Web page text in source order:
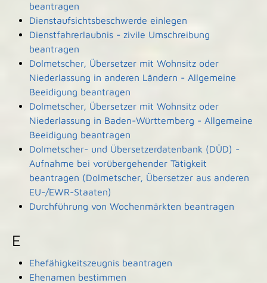
beantragen
Dienstaufsichtsbeschwerde einlegen
Dienstfahrerlaubnis - zivile Umschreibung
beantragen
Dolmetscher, Übersetzer mit Wohnsitz oder
Niederlassung in anderen Ländern - Allgemeine
Beeidigung beantragen
Dolmetscher, Übersetzer mit Wohnsitz oder
Niederlassung in Baden-Württemberg - Allgemeine
Beeidigung beantragen
Dolmetscher- und Übersetzerdatenbank (DÜD) -
Aufnahme bei vorübergehender Tätigkeit
beantragen (Dolmetscher, Übersetzer aus anderen
EU-/EWR-Staaten)
Durchführung von Wochenmärkten beantragen
E
Ehefähigkeitszeugnis beantragen
Ehenamen bestimmen